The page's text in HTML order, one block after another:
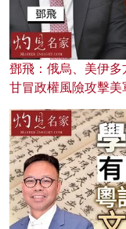
鄧飛：俄烏、美伊
甘冒政權風險攻擊美